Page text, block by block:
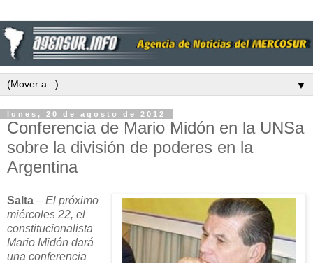
▼
lunes, 20 de agosto de 2012
Conferencia de Mario Midón en la UNSa
sobre la división de poderes en la
Argentina
Salta – El próximo
miércoles 22, el
constitucionalista
Mario Midón dará
una conferencia